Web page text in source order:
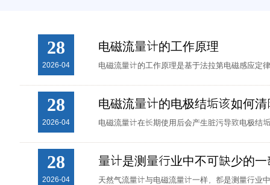
28
2026-04
电磁流量计的工作原理
电磁流量计的工作原理是基于法拉第电磁感应定
28
2026-04
电磁流量计的电极结垢该如何清
电磁流量计在长期使用后会产生脏污导致电极结
28
2026-04
量计是测量行业中不可缺少的一
天然气流量计与电磁流量计一样，都是测量行业